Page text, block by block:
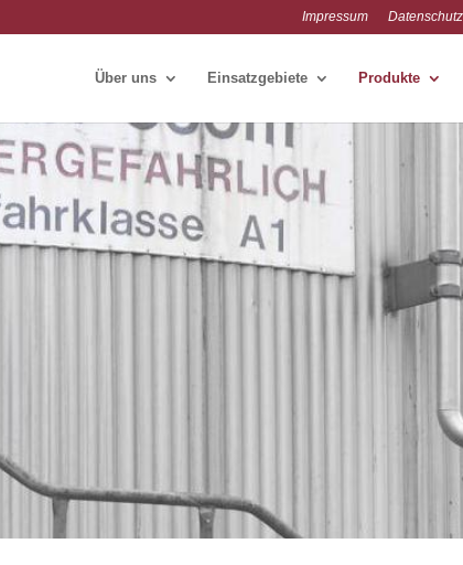
Impressum
Über uns Einsatzgebiete Produkte